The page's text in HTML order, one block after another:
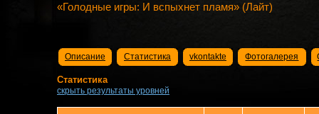
«Голодные игры: И вспыхнет пламя» (Лайт)
Описание Статистика vkontakte Фотогалерея
Статистика
скрыть результаты уровней